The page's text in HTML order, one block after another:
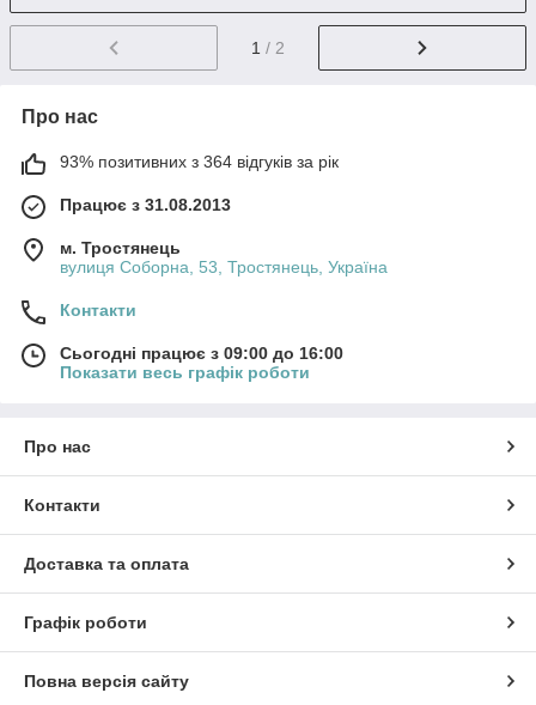
1 / 2
Про нас
93% позитивних з 364 відгуків за рік
Працює з 31.08.2013
м. Тростянець
вулиця Соборна, 53, Тростянець, Україна
Контакти
Сьогодні працює з 09:00 до 16:00
Показати весь графік роботи
Про нас
Контакти
Доставка та оплата
Графік роботи
Повна версія сайту